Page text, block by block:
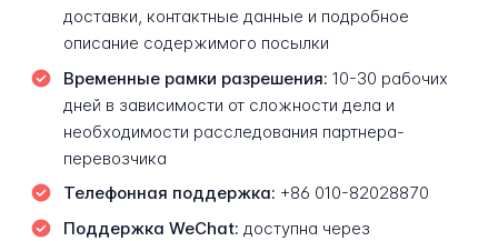
доставки, контактные данные и подробное
описание содержимого посылки
Временные рамки разрешения: 10-30 рабочих
дней в зависимости от сложности дела и
необходимости расследования партнера-
перевозчика
Телефонная поддержка: +86 010-82028870
Поддержка WeChat: доступна через